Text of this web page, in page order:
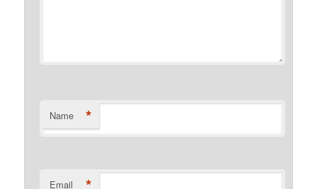
Name *
Email